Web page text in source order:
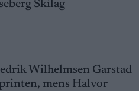
Skilag
Wilhelmsen Garstad
mens Halvor